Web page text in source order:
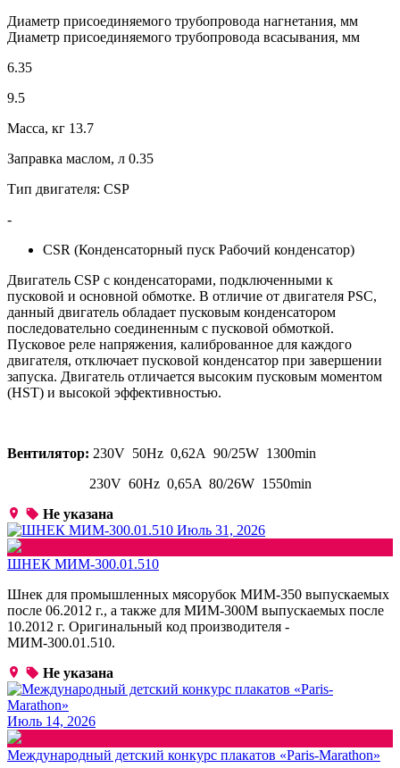
Диаметр присоединяемого трубопровода нагнетания, мм
Диаметр присоединяемого трубопровода всасывания, мм
6.35
9.5
Масса, кг 13.7
Заправка маслом, л 0.35
Тип двигателя: СЅР
-
СЅR (Конденсаторный пуск Рабочий конденсатор)
Двигатель СЅР с конденсаторами, подключенными к
пусковой и основной обмотке. В отличие от двигателя РЅС,
данный двигатель обладает пусковым конденсатором
последовательно соединенным с пусковой обмоткой.
Пусковое реле напряжения, калиброванное для каждого
двигателя, отключает пусковой конденсатор при завершении
запуска. Двигатель отличается высоким пусковым моментом
(HST) и высокой эффективностью.
Вентилятор: 230V 50Hz 0,62A 90/25W 1300min
230V 60Hz 0,65A 80/26W 1550min
Не указана
Июль 31, 2026
ШНЕК МИМ-300.01.510
Шнек для промышленных мясорубок МИМ-350 выпускаемых
после 06.2012 г., а также для МИМ-300М выпускаемых после
10.2012 г. Оригинальный код производителя -
МИМ-300.01.510.
Не указана
Июль 14, 2026
Международный детский конкурс плакатов «Paris-Marathon»